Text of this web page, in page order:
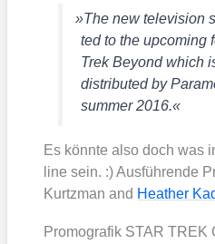
»The new tele­vi­si­on
ted to the upco­ming
Trek Bey­ond which
dis­tri­bu­ted by
sum­mer 2016.«
Es könn­te also doch was
li­ne sein. :) Aus­füh­ren­de
Kurtzman and Hea­ther
Pro­mo­gra­fik STAR TREK